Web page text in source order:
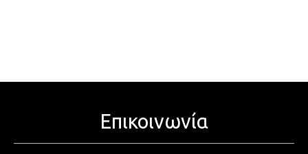
Επικοινωνία